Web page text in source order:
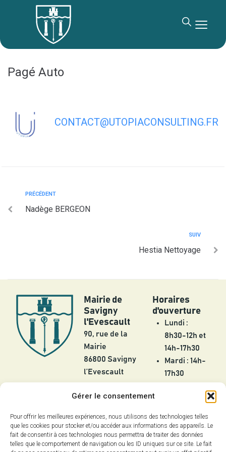
Gérer le consentement
Pour offrir les meilleures expériences, nous utilisons des technologies telles
que les cookies pour stocker et/ou accéder aux informations des appareils. Le
fait de consentir à ces technologies nous permettra de traiter des données
telles que le comportement de navigation ou les ID uniques sur ce site. Le fait
Pagé Auto
CONTACT@UTOPIACONSULTING.FR
PRÉCÉDENT
Nadège BERGEON
SUIV
Hestia Nettoyage
Mairie de
Savigny
l'Evescault
90, rue de la
Mairie
86800 Savigny
l’Evescault
05 49 56 55
contact@savignylevescault.fr
Contact
Horaires
d'ouverture
Lundi :
8h30-12h et
14h-17h30
Mardi : 14h-
17h30
8h30-12h et
14h-17h30
Vendredi :